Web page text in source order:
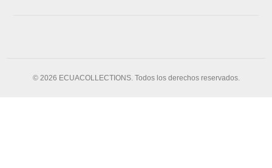
© 2026 ECUACOLLECTIONS. Todos los derechos reservados.